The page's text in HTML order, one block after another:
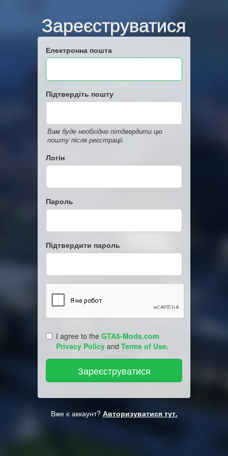
Зареєструватися
Електронна пошта
Підтвердіть пошту
Вам буде необхідно пітдвердити цю
пошту після реєстраціі.
Логін
Пароль
Підтвердити пароль
I agree to the GTA5-Mods.com
Privacy Policy and Terms of Use.
Вже є аккаунт? Авторизуватися тут.